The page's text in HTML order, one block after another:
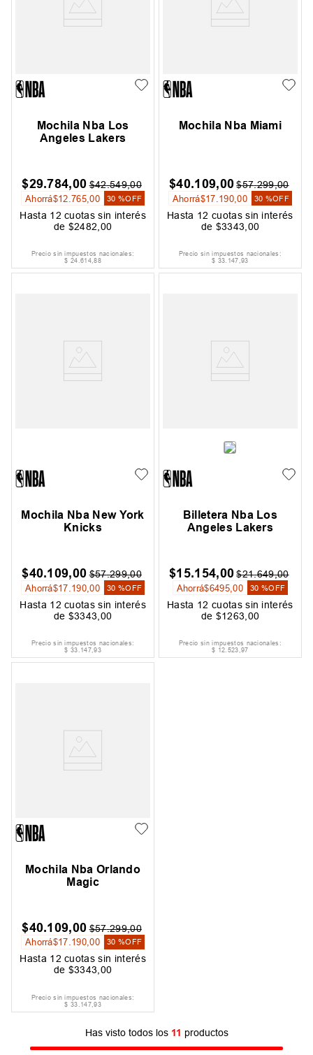
Mochila Nba Los
Angeles Lakers
$29.784,00 $42.549,00
Ahorrá$12 .765 ,00 30 %OFF
Hasta 12 cuotas sin interés
de $2482 00
Precio sin impuestos nacionales:
$ 24.614,88
Mochila Nba Miami
$40.109,00 $57.299,00
Ahorrá$17 190,00 30 %OFF
Hasta 12 cuotas sin interés
de $3343 00
Precio sin impuestos nacionales:
$ 33. 147,93
Mochila Nba New York
Knicks
$40.109,00 $57.299,00
Ahorrá$17 190 ,00 30 %OFF
Hasta 12 cuotas sin interés
de $3343 00
Precio sin impuestos nacionales:
$ 33.147,93
Billetera Nba Los
Angeles Lakers
$15.154,00 $21.649,00
Ahorrá$6495 ,00 30 %OFF
Hasta 12 cuotas sin interés
de $1263 00
Precio sin impuestos nacionales:
$ 12.523,97
Mochila Nba Orlando
Magic
$40.109,00 $57.299,00
Ahorrá$17.190,00 30 %OFF
Hasta 12 cuotas sin interés
de $3343,00
Precio sin impuestos nacionales:
$ 33.147,93
Has visto todos los 11 productos